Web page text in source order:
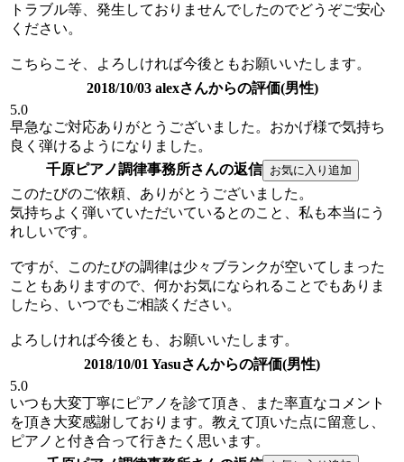
トラブル等、発生しておりませんでしたのでどうぞご安心
ください。
こちらこそ、よろしければ今後ともお願いいたします。
2018/10/03 alexさんからの評価(男性)
5.0
早急なご対応ありがとうございました。おかげ様で気持ち
良く弾けるようになりました。
千原ピアノ調律事務所さんの返信
このたびのご依頼、ありがとうございました。
気持ちよく弾いていただいているとのこと、私も本当にう
れしいです。
ですが、このたびの調律は少々ブランクが空いてしまった
こともありますので、何かお気になられることでもありま
したら、いつでもご相談ください。
よろしければ今後とも、お願いいたします。
2018/10/01 Yasuさんからの評価(男性)
5.0
いつも大変丁寧にピアノを診て頂き、また率直なコメント
を頂き大変感謝しております。教えて頂いた点に留意し、
ピアノと付き合って行きたく思います。